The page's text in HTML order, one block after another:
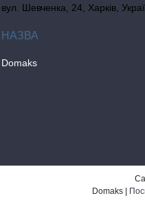
вул. Шевченка, 24, Харків,
Domaks